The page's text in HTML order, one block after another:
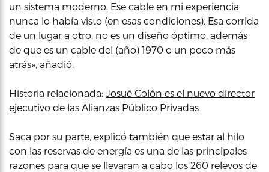
un sistema moderno. Ese cable en mi experiencia
nunca lo había visto (en esas condiciones). Esa corrida
de un lugar a otro, no es un diseño óptimo, además
de que es un cable del (año) 1970 o un poco más
atrás», añadió.
Historia relacionada: Josué Colón es el nuevo director
ejecutivo de las Alianzas Público Privadas
Saca por su parte, explicó también que estar al hilo
con las reservas de energía es una de las principales
razones para que se llevaran a cabo los 260 relevos de